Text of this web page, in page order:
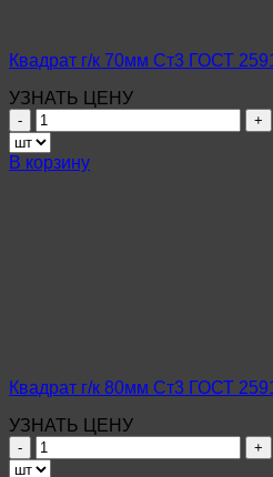
Квадрат г/к 70мм Ст3 ГОСТ
УЗНАТЬ ЦЕНУ
Количество
товара
Квадрат
г/
В корзину
Квадрат г/к 80мм Ст3 ГОСТ
УЗНАТЬ ЦЕНУ
Количество
товара